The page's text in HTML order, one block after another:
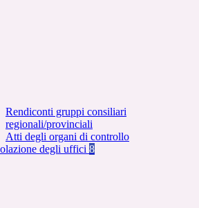
Rendiconti gruppi consiliari
regionali/provinciali
Atti degli organi di controllo
degli uffici 8